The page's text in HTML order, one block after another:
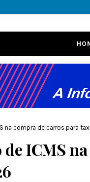
na compra de carros para
ICMS